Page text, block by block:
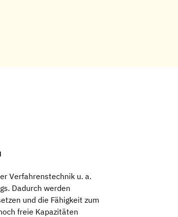
Verfahrenstechnik u. a.
Dadurch werden
und die Fähigkeit zum
freie Kapazitäten